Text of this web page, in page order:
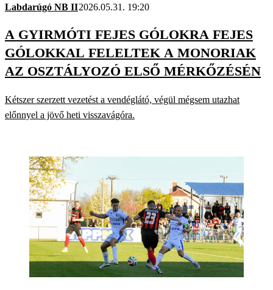
Labdarúgó NB II2026.05.31. 19:20
A GYIRMÓTI FEJES GÓLOKRA FEJES
GÓLOKKAL FELELTEK A MONORIAK
AZ OSZTÁLYOZÓ ELSŐ MÉRKŐZÉSÉN
Kétszer szerzett vezetést a vendéglátó, végül mégsem utazhat
előnnyel a jövő heti visszavágóra.